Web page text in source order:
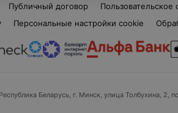
Публичный договор Пользовательское
Персональные настройки cookie
Беларусь, г. Минск, улица Толбухина, 2,